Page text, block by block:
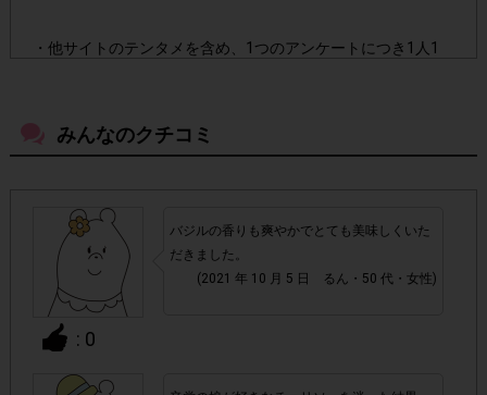
・他サイトのテンタメを含め、1つのアンケートにつき1人1
・悪質な投稿があった場合、
だくこともあります。
・スマートフォン、携帯電話、タブレットPCにつきまし
て、機種によってはアンケートに回答できない場合がござい
▼ポイント付与対象外
みんなのクチコミ
: 0
バジルの香りも爽やかでとても美味しくいた
だきました。
(2021 年 10 月 5 日 るん・50 代・女性)